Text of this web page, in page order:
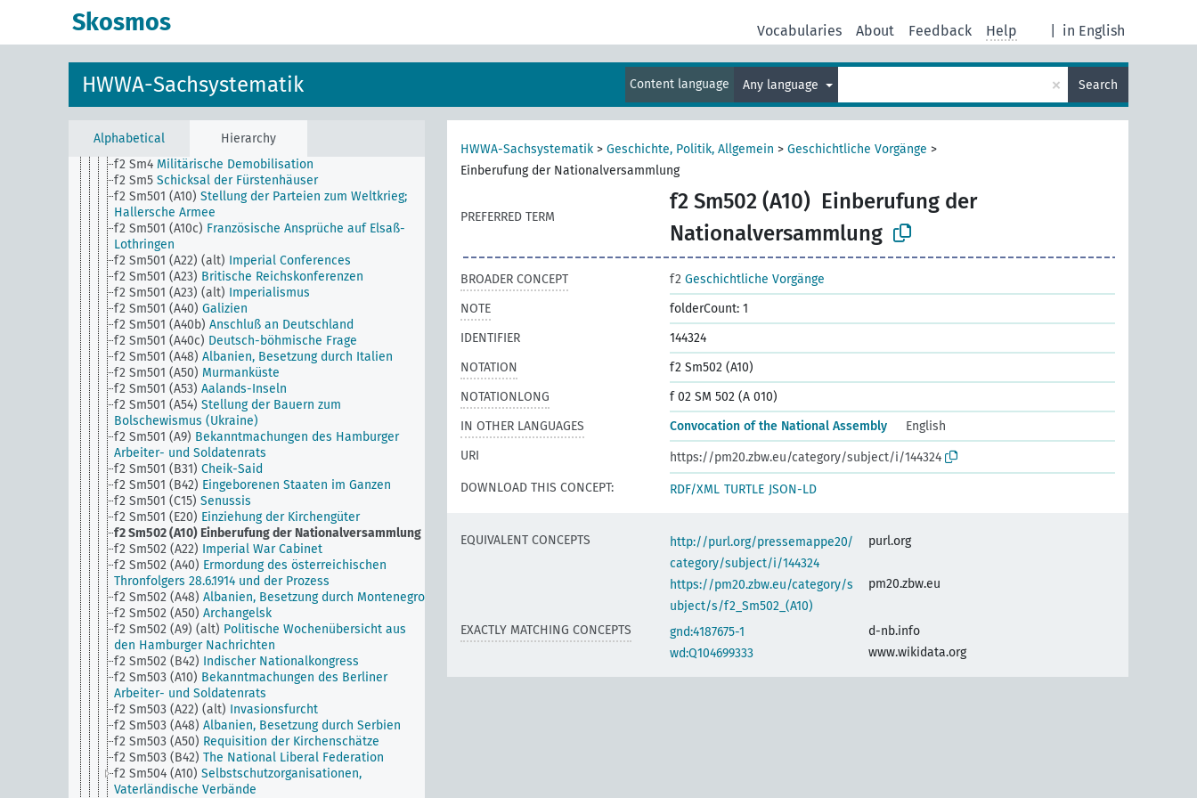
Skosmos in English
Vocabularies About Feedback Help
HWWA-Sachsystematik Content language Any language × Search
Alphabetical Hierarchy
Selbstbestimmungsrecht
f2 Sm19 Gesetzgebung
Flüchtlinge im Zufluchtslande
f2 Sm21 Volksentscheid (Übersichten)
Wiederaufbau zerstörter Gebiete
f2 Sm4 Militärische Demobilisation
f2 Sm5 Schicksal der Fürstenhäuser
f2 Sm501 (A10) Stellung der Parteien zum Weltkrieg;
Hallersche Armee
f2 Sm501 (A10c) Französische Ansprüche auf Elsaß-
Lothringen
f2 Sm501 (A22) (alt) Imperial Conferences
f2 Sm501 (A23) Britische Reichskonferenzen
f2 Sm501 (A23) (alt) Imperialismus
f2 Sm501 (A40) Galizien
f2 Sm501 (A40b) Anschluß an Deutschland
f2 Sm501 (A40c) Deutsch-böhmische Frage
f2 Sm501 (A48) Albanien, Besetzung durch Italien
f2 Sm501 (A50) Murmanküste
f2 Sm501 (A53) Aalands-Inseln
f2 Sm501 (A54) Stellung der Bauern zum
Bolschewismus (Ukraine)
f2 Sm501 (A9) Bekanntmachungen des Hamburger
Arbeiter- und Soldatenrats
f2 Sm501 (B31) Cheik-Said
f2 Sm501 (B42) Eingeborenen Staaten im Ganzen
f2 Sm501 (C15) Senussis
f2 Sm501 (E20) Einziehung der Kirchengüter
f2 Sm502 (A10) Einberufung der Nationalversammlung
f2 Sm502 (A22) Imperial War Cabinet
f2 Sm502 (A40) Ermordung des österreichischen
Thronfolgers 28.6.1914 und der Prozess
f2 Sm502 (A48) Albanien, Besetzung durch Montenegro
f2 Sm502 (A50) Archangelsk
f2 Sm502 (A9) (alt) Politische Wochenübersicht aus
den Hamburger Nachrichten
f2 Sm502 (B42) Indischer Nationalkongress
f2 Sm503 (A10) Bekanntmachungen des Berliner
Arbeiter- und Soldatenrats
f2 Sm503 (A22) (alt) Invasionsfurcht
f2 Sm503 (A48) Albanien, Besetzung durch Serbien
f2 Sm503 (A50) Requisition der Kirchenschätze
f2 Sm503 (B42) The National Liberal Federation
f2 Sm504 (A10) Selbstschutzorganisationen,
Vaterländische Verbände
HWWA-Sachsystematik > Geschichte, Politik, Allgemein > Geschichtliche Vorgänge >
Einberufung der Nationalversammlung
PREFERRED TERM
f2 Sm502 (A10) Einberufung der
Nationalversammlung
BROADER CONCEPT f2 Geschichtliche Vorgänge
NOTE
folderCount: 1
IDENTIFIER
144324
NOTATION
f2 Sm502 (A10)
NOTATIONLONG
f 02 SM 502 (A 010)
IN OTHER LANGUAGES
Convocation of the National Assembly
English
URI
https://pm20.zbw.eu/category/subject/i/144324
DOWNLOAD THIS CONCEPT:
RDF/XML TURTLE JSON-LD
EQUIVALENT CONCEPTS
http://purl.org/pressemappe20/
category/subject/i/144324
purl.org
https://pm20.zbw.eu/category/s
ubject/s/f2_Sm502_(A10)
pm20.zbw.eu
EXACTLY MATCHING CONCEPTS gnd:4187675-1
d-nb.info
wd:Q104699333
www.wikidata.org